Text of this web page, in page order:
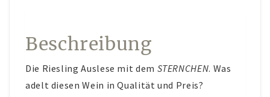
KUNST IM WEINGUT
Beschreibung
Die Riesling Auslese mit dem STERNCHEN. Was
adelt diesen Wein in Qualität und Preis?